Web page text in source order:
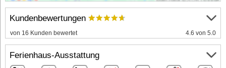
Kundenbewertungen
von 16 Kunden bewertet 4.6 von 5.0
Ferienhaus-Ausstattung